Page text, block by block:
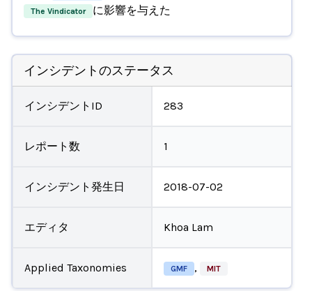
The Vindicator に影響を与えた
インシデントのステータス
インシデントID 283
レポート数 1
インシデント発生日 2018-07-02
エディタ Khoa Lam
Applied Taxonomies GMF , MIT